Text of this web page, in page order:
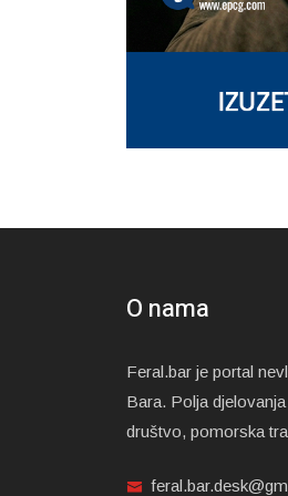
O nama
Feral.bar je portal
Bara. Polja
društvo, pomorska